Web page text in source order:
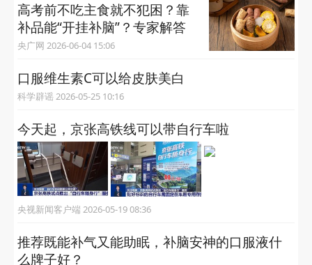
高考前不吃主食就不犯困？靠
补品能“开挂补脑”？专家解答
央广网 2026-06-04 15:06
口服维生素C可以给皮肤美白
科学辟谣 2026-05-25 10:16
今天起，京张高铁线可以带自行车啦
央视新闻客户端 2026-05-19 08:36
推荐既能补气又能助眠，补脑安神的口服液什
么牌子好？